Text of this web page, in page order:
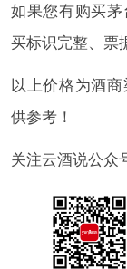
如果您有购买
买标识完整、票
以上价格为酒
供参考！
关注云酒说公众